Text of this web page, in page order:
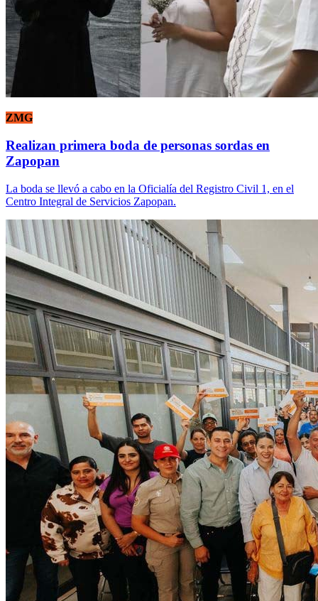
ZMG
Realizan primera boda de personas sordas en
Zapopan
La boda se llevó a cabo en la Oficialía del Registro Civil 1, en el
Centro Integral de Servicios Zapopan.